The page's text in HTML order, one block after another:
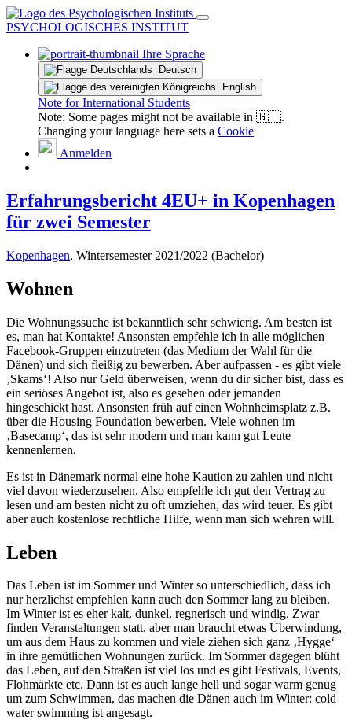
PSYCHOLOGISCHES INSTITUT
Ihre Sprache
Deutsch
English
Note for International Students
Note: Some pages might not be available in 🇬🇧.
Changing your language here sets a Cookie
Anmelden
Erfahrungsbericht 4EU+ in Kopenhagen
für zwei Semester
Kopenhagen, Wintersemester 2021/2022 (Bachelor)
Wohnen
Die Wohnungssuche ist bekanntlich sehr schwierig. Am besten ist
es, man hat Kontakte! Ansonsten empfehle ich in alle möglichen
Facebook-Gruppen einzutreten (das Medium der Wahl für die
Dänen) und sich fleißig zu bewerben. Aber aufpassen - es gibt viele
‚Skams‘! Also nur Geld überweisen, wenn du dir sicher bist, dass es
ein seriöses Angebot ist, also es gesehen oder jemanden
hingeschickt hast. Ansonsten früh auf einen Wohnheimsplatz z.B.
über die Housing Foundation bewerben. Viele wohnen im
‚Basecamp‘, das ist sehr modern und man kann gut Leute
kennenlernen.
Es ist in Dänemark normal eine hohe Kaution zu zahlen und nicht
viel davon wiederzusehen. Also empfehle ich gut den Vertrag zu
lesen und am besten nicht zu oft umziehen, das wird teuer. Es gibt
aber auch kostenlose rechtliche Hilfe, wenn man sich wehren will.
Leben
Das Leben ist im Sommer und Winter so unterschiedlich, dass ich
nur herzlichst empfehlen kann auch den Sommer lang zu bleiben.
Im Winter ist es eher kalt, dunkel, regnerisch und windig. Zwar
finden Veranstaltungen statt, aber man braucht etwas Überwindung,
um aus dem Haus zu kommen und viele ziehen sich ganz ‚Hygge‘
in ihre gemütlichen Wohnungen zurück. Im Sommer dagegen blüht
das Leben, auf den Straßen ist viel los und es gibt Festivals, Events,
Flohmärkte etc. Dann ist es auch lange hell und sogar warm genug
um zum Schwimmen, das machen die Dänen auch im Winter: cold
water swimming ist angesagt.